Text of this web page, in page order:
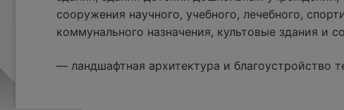
сооружения научного, учебного, лечебного,
коммунального назначения, культовые здания и
— ландшафтная архитектура и благоустройство